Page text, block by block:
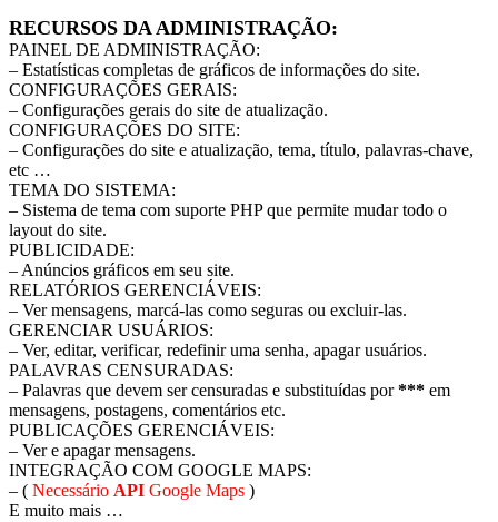
RECURSOS DA ADMINISTRAÇÃO:
PAINEL DE ADMINISTRAÇÃO:
– Estatísticas completas de gráficos de informações do site.
CONFIGURAÇÕES GERAIS:
– Configurações gerais do site de atualização.
CONFIGURAÇÕES DO SITE:
– Configurações do site e atualização, tema, título, palavras-chave,
etc …
TEMA DO SISTEMA:
– Sistema de tema com suporte PHP que permite mudar todo o
layout do site.
PUBLICIDADE:
– Anúncios gráficos em seu site.
RELATÓRIOS GERENCIÁVEIS:
– Ver mensagens, marcá-las como seguras ou excluir-las.
GERENCIAR USUÁRIOS:
– Ver, editar, verificar, redefinir uma senha, apagar usuários.
PALAVRAS CENSURADAS:
– Palavras que devem ser censuradas e substituídas por*** em
mensagens, postagens, comentários etc.
PUBLICAÇÕES GERENCIÁVEIS:
– Ver e apagar mensagens.
INTEGRAÇÃO COM GOOGLE MAPS:
– ( Necessário API Google Maps )
E muito mais …